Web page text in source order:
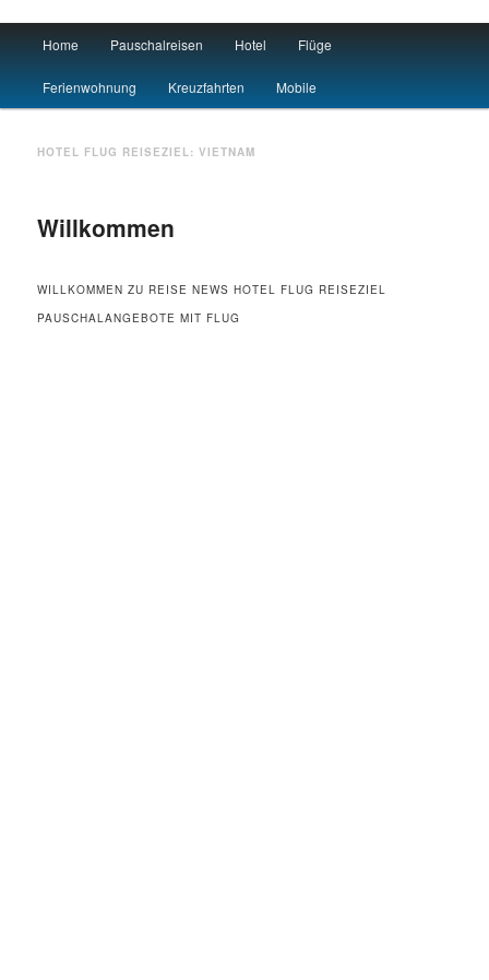
Urlaub
Skip to primary content
Skip to secondary content
Home Pauschalreisen Hotel Flüge
Ferienwohnung Kreuzfahrten Mobile
HOTEL FLUG REISEZIEL:VIETNAM
Willkommen
WILLKOMMEN ZU REISE NEWS HOTEL FLUG REISEZIEL
PAUSCHALANGEBOTE MIT FLUG